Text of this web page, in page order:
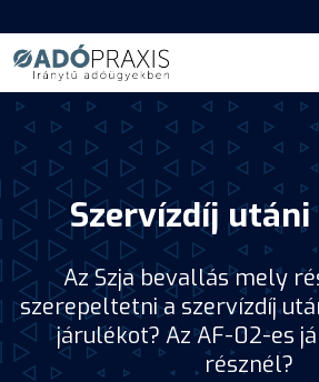
Szervízdíj
Az Szja bevallás mely
szerepeltetni a szervízdíj
járulékot? Az AF-02-es
résznél?